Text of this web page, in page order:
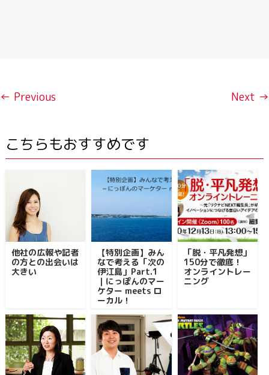
← Previous Next →
こちらもおすすめです
他社の広報や記者
の方との出会いは
大きい
【特別企画】みん
なで考える「次の
伊江島」Part.1
｜にっぽんのマー
ケター meets ロ
ーカル！
「脱・平凡発想」
150分で徹底！
オンライントレー
ニング